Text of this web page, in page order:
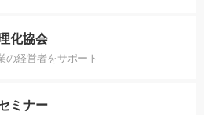
化協会
の経営者をサポート
ミナー